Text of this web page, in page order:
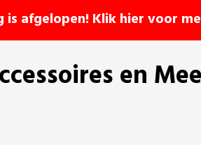
is afgelopen! Klik hier voor
en